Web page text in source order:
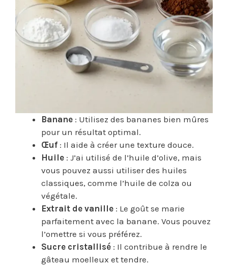
Banane : Utilisez des bananes bien mûres
pour un résultat optimal.
Œuf : Il aide à créer une texture douce.
Huile : J’ai utilisé de l’huile d’olive, mais
vous pouvez aussi utiliser des huiles
classiques, comme l’huile de colza ou
végétale.
Extrait de vanille : Le goût se marie
parfaitement avec la banane. Vous pouvez
l’omettre si vous préférez.
Sucre cristallisé : Il contribue à rendre le
gâteau moelleux et tendre.